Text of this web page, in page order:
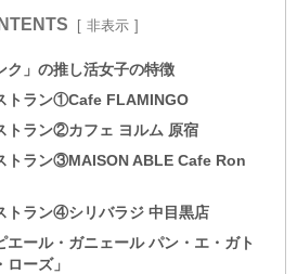
非表示
ク」の推し活女子の特徴
トラン①Cafe FLAMINGO
トラン②カフェ ヨルム 原宿
トラン③MAISON ABLE Cafe Ron
トラン④シリバラジ 中目黒店
ール・ガニェール パン・エ・ガト
ーズ」